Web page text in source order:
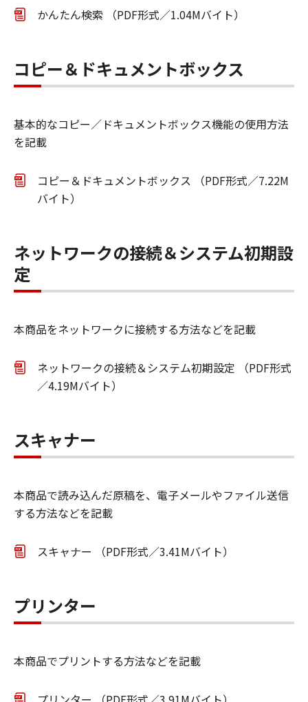
かんたん検索 （PDF形式／1.04Mバイト）
コピー＆ドキュメントボックス
基本的なコピー／ドキュメントボックス機能の使用方法
を記載
コピー＆ドキュメントボックス （PDF形式／7.22M
バイト）
ネットワークの接続＆システム初期設
定
本商品をネットワークに接続する方法などを記載
ネットワークの接続＆システム初期設定 （PDF形式
／4.19Mバイト）
スキャナー
本商品で読み込んだ原稿を、電子メールやファイル送信
する方法などを記載
スキャナー （PDF形式／3.41Mバイト）
プリンター
本商品でプリントする方法などを記載